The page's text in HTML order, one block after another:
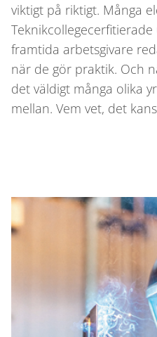
viktigt på riktigt. Många
framtida arbetsgivare
när de gör praktik. Och
det väldigt många olika
mellan. Vem vet, det